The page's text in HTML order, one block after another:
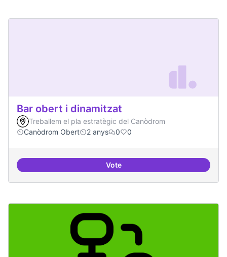
Bar obert i dinamitzat
Treballem el pla estratègic del Canòdrom
Canòdrom Obert
2 anys 0 0
VoteBar obert i dinamitzat